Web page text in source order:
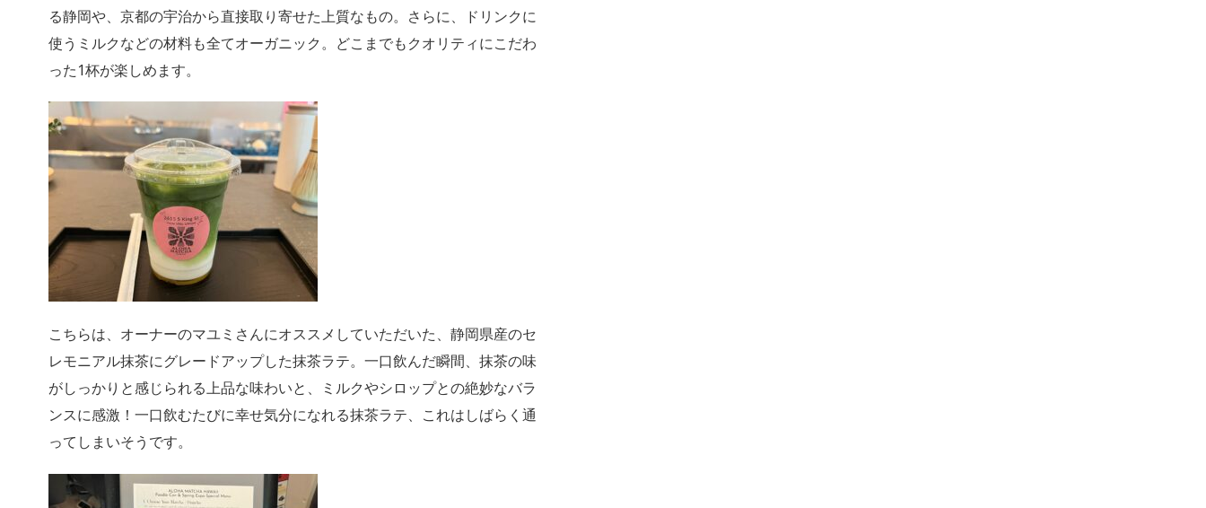
る静岡や、京都の宇治から直接取り寄せた上質なもの。さらに、ドリンクに
使うミルクなどの材料も全てオーガニック。どこまでもクオリティにこだわ
った1杯が楽しめます。
こちらは、オーナーのマユミさんにオススメしていただいた、静岡県産のセ
レモニアル抹茶にグレードアップした抹茶ラテ。一口飲んだ瞬間、抹茶の味
がしっかりと感じられる上品な味わいと、ミルクやシロップとの絶妙なバラ
ンスに感激！一口飲むたびに幸せ気分になれる抹茶ラテ、これはしばらく通
ってしまいそうです。